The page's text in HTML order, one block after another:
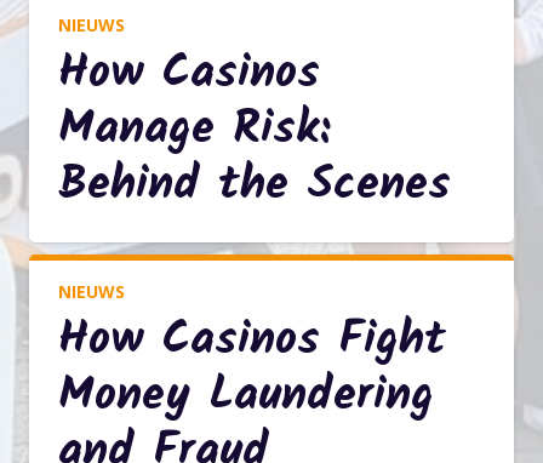
NIEUWS
How Casinos
Manage Risk:
Behind the Scenes
NIEUWS
How Casinos Fight
Money Laundering